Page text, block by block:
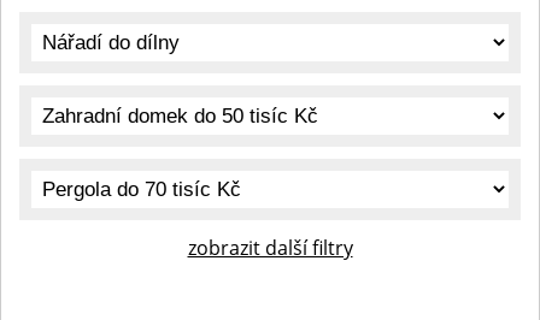
zobrazit další filtry